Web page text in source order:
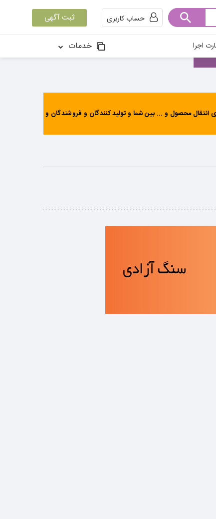
حساب کاربری ثبت آگهی
اجرا خدمات
محصول و ... بین شما و تولید کنندگان و فروشندگان و